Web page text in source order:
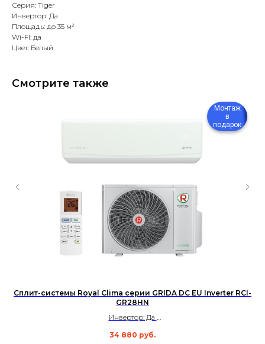
Серия: Tiger
Инвертор: Да
Площадь: до 35 м²
Wi-FI: да
Цвет: Белый
Смотрите также
Монтаж
в
подарок
Сплит-системы Royal Clima серии GRIDA DC EU Inverter RCI-
GR28HN
Инвертор: Да
Уровень шума: 22 дБ
34 880 руб.